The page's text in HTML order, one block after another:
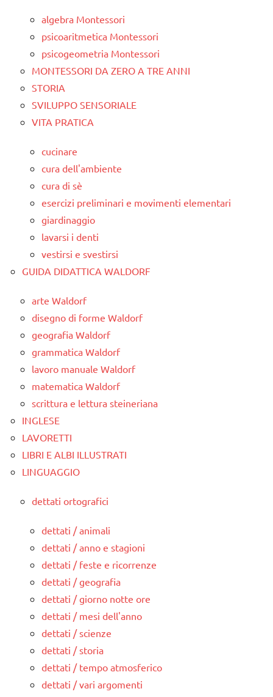
algebra Montessori
psicoaritmetica Montessori
psicogeometria Montessori
MONTESSORI DA ZERO A TRE ANNI
STORIA
SVILUPPO SENSORIALE
VITA PRATICA
cucinare
cura dell'ambiente
cura di sè
esercizi preliminari e movimenti elementari
giardinaggio
lavarsi i denti
vestirsi e svestirsi
GUIDA DIDATTICA WALDORF
arte Waldorf
disegno di forme Waldorf
geografia Waldorf
grammatica Waldorf
lavoro manuale Waldorf
matematica Waldorf
scrittura e lettura steineriana
INGLESE
LAVORETTI
LIBRI E ALBI ILLUSTRATI
LINGUAGGIO
dettati ortografici
dettati / animali
dettati / anno e stagioni
dettati / feste e ricorrenze
dettati / geografia
dettati / giorno notte ore
dettati / mesi dell'anno
dettati / scienze
dettati / storia
dettati / tempo atmosferico
dettati / vari argomenti